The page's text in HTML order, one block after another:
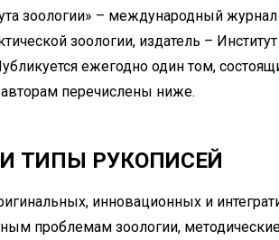
зоологии» – международный
зоологии, издатель –
ежегодно один том,
перечислены ниже.
ТИПЫ РУКОПИСЕЙ
инновационных и
проблемам зоологии, методические